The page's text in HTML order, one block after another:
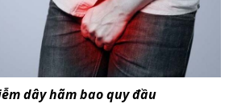
dây hãm bao quy đầu